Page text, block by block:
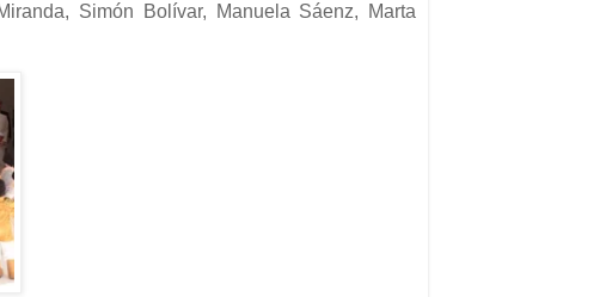
Simón Bolívar, Manuela Sáenz, Marta